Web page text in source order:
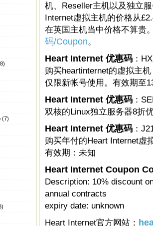
(7)
机、Reseller主机以及独立
Internet虚拟主机的价格从
在英国主机当中价格不算贵
码/Coupon。
Heart Internet 优惠码 ：
购买heartinternet的虚拟主
仅限新帐号使用。有效期至
Heart Internet 优惠码 ：
双核的Linux独立服务器8折
Heart Internet 优惠码 ：
购买年付的Heart Internet虚
有效期：未知
Heart Internet Coupon
Description: 10% discount
annual contracts
expiry date: unknown
Heart Internet官方网站：